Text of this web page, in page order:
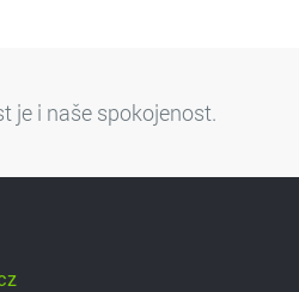
je i naše spokojenost.